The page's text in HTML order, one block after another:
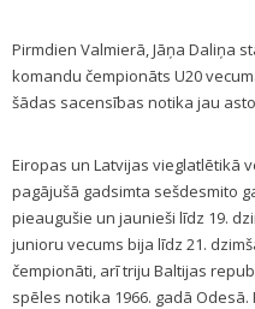
Pirmdien Valmierā, Jāņa Daliņa
komandu čempionāts U20
šādas sacensības notika jau
Eiropas un Latvijas vieglatlētikā
pagājušā gadsimta sešdesmito
pieaugušie un jaunieši līdz 19.
junioru vecums bija līdz 21.
čempionāti, arī triju Baltijas
spēles notika 1966. gadā